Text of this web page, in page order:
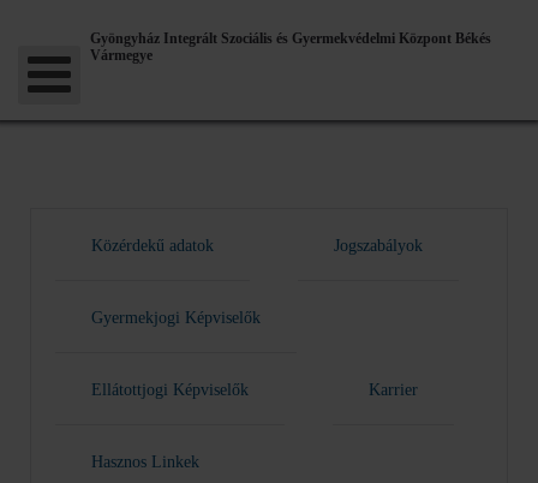
Gyöngyház Integrált Szociális és Gyermekvédelmi Központ Békés
Vármegye
Közérdekű adatok Jogszabályok
Gyermekjogi Képviselők
Ellátottjogi Képviselők Karrier
Hasznos Linkek